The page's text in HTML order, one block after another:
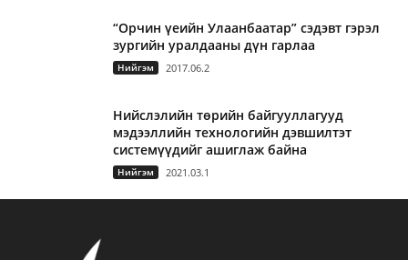
“Орчин үеийн Улаанбаатар” сэдэвт гэрэл
зургийн уралдааны дүн гарлаа
Нийгэм 2017.06.2
Нийслэлийн төрийн байгууллагууд
мэдээллийн технологийн дэвшилтэт
системүүдийг ашиглаж байна
Нийгэм 2021.03.1